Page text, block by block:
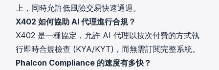
上，同時允許低風險交易快速通過。
X402 如何協助 AI 代理進行合規？
X402 是一種協定，允許 AI 代理以按次付費的方式執
行即時合規檢查 (KYA/KYT)，而無需訂閱完整系統。
Phalcon Compliance 的速度有多快？